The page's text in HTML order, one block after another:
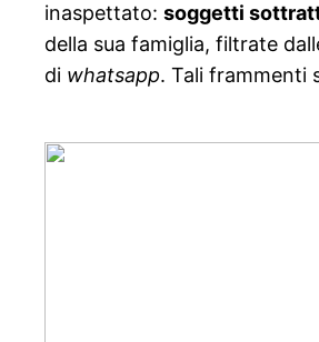
inaspettato: soggetti
della sua famiglia, filtrate
di whatsapp. Tali frammenti